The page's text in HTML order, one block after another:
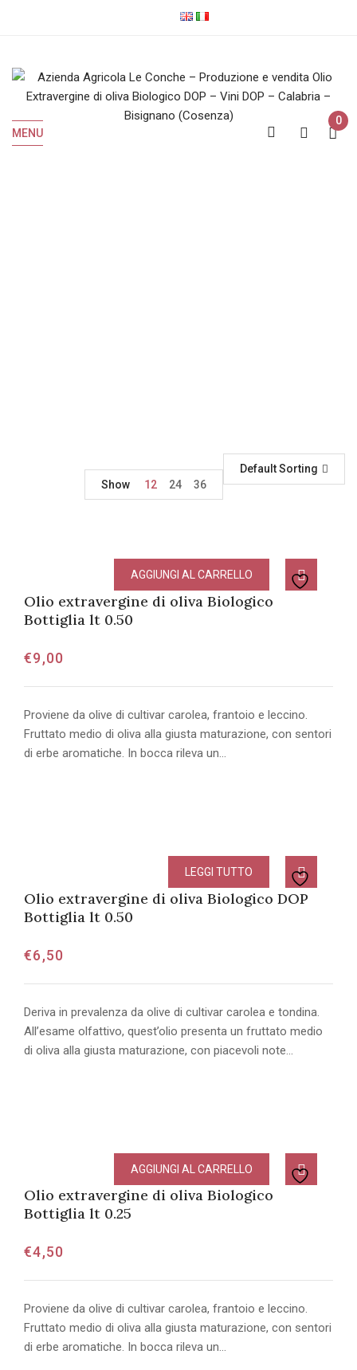
MENU
0
Default Sorting
Show
12 24 36
Olio extravergine di oliva Biologico
Bottiglia lt 0.50
€9,00
AGGIUNGI AL CARRELLO
Proviene da olive di cultivar carolea, frantoio e leccino.
Fruttato medio di oliva alla giusta maturazione, con sentori
di erbe aromatiche. In bocca rileva un…
Olio extravergine di oliva Biologico DOP
Bottiglia lt 0.50
€6,50
LEGGI TUTTO
Deriva in prevalenza da olive di cultivar carolea e tondina.
All’esame olfattivo, quest’olio presenta un fruttato medio
di oliva alla giusta maturazione, con piacevoli note…
Olio extravergine di oliva Biologico
Bottiglia lt 0.25
€4,50
AGGIUNGI AL CARRELLO
Proviene da olive di cultivar carolea, frantoio e leccino.
Fruttato medio di oliva alla giusta maturazione, con sentori
di erbe aromatiche. In bocca rileva un…